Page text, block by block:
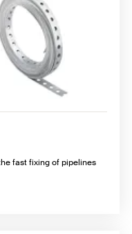
fast fixing of pipelines